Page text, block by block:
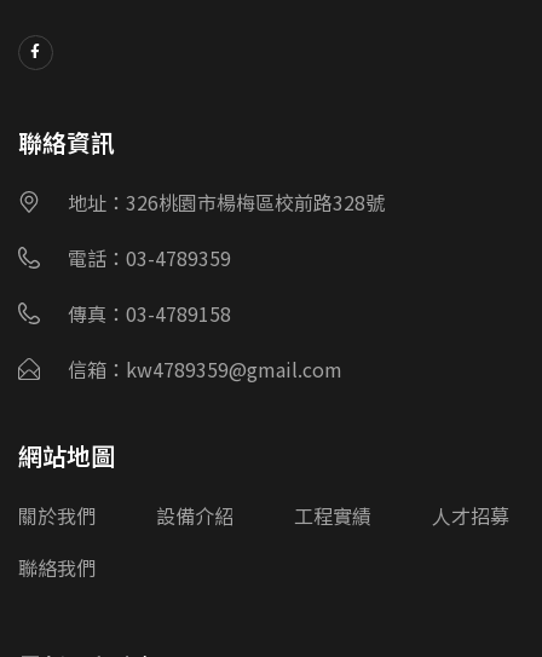
聯絡資訊
地址：326桃園市楊梅區校前路328號
電話：03-4789359
傳真：03-4789158
信箱：kw4789359@gmail.com
網站地圖
關於我們 設備介紹 工程實績
人才招募
聯絡我們